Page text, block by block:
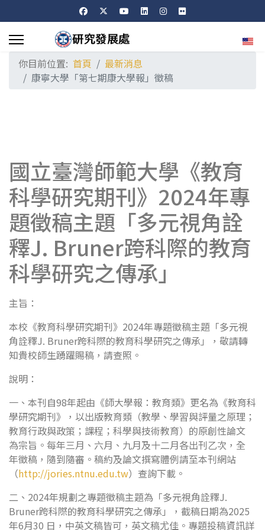
選擇
你目前位置: 首頁
最新消息
康寧大學「第七期康大學報」徵稿
國立臺灣師範大學《教育
科學研究期刊》2024年專
題徵稿主題「多元視角詮
釋J. Bruner跨科際的教育
科學研究之傳承」
主旨：
本校《教育科學研究期刊》2024年專題徵稿主題「多元視
角詮釋J. Bruner跨科際的教育科學研究之傳承」，敬請轉
知貴校師生踴躍賜稿，請查照。
說明：
一、本刊自98年起由《師大學報：教育類》更名為《教育科
學研究期刊》，以出版教育類（教學、學習與評量之原理；
教育行政與政策；課程；科學與技術教育）的原創性論文
為宗旨。每年三月、六月、九月及十二月各出刊乙次，全
年徵稿，隨到隨審。稿約及論文撰寫體例請至本刊網站
（http://jories.ntnu.edu.tw）查詢下載。
二、2024年規劃之專題徵稿主題為「多元視角詮釋J.
Bruner跨科際的教育科學研究之傳承」，截稿日期為2025
年6月30 日，中英文稿皆可，英文稿尤佳。專題投稿資訊詳